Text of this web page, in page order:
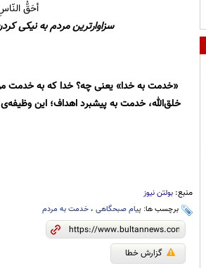
أحَقُّ
سزاوارترين مردم به نيكى
«خدمت به خدا» یعنی چه؟ خدا که به خدمت
خلق‌الله، خدمت به پیشبرد اهداف؛ این
منبع: بولتن نیوز
برچسب ها: پیام صبحگاهی، خدمت به مردم
گزارش خطا